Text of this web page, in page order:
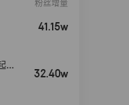
粉丝增量
41.15w
》
32.40w